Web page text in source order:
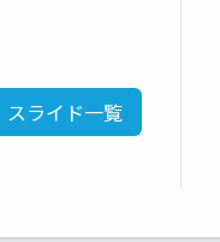
スライド一覧